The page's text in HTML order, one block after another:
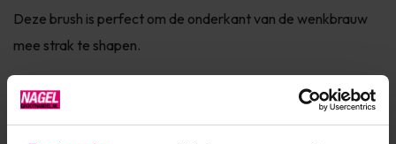
Deze brush is perfect om de onderkant van de wenkbrauw
mee strak te shapen.